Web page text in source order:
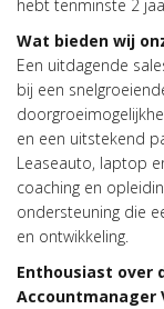
hebt tenminste 2
Wat bieden wij
Een uitdagende
bij een
en een uitstekend
Leaseauto, laptop
coaching en
ondersteuning die
en ontwikkeling.
Enthousiast over
Accountmanager